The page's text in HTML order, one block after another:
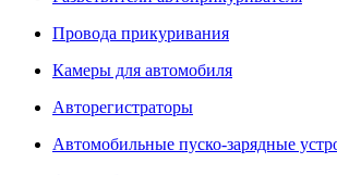
Провода прикуривания
Камеры для автомобиля
Авторегистраторы
Автомобильные пуско-зарядные